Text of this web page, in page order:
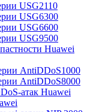
USG2110
USG6300
USG6600
USG9500
Huawei
AntiDDoS1000
AntiDDoS8000
атак Huawei